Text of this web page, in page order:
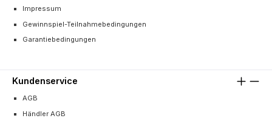
Impressum
Gewinnspiel-Teilnahmebedingungen
Garantiebedingungen
Kundenservice
AGB
Händler AGB